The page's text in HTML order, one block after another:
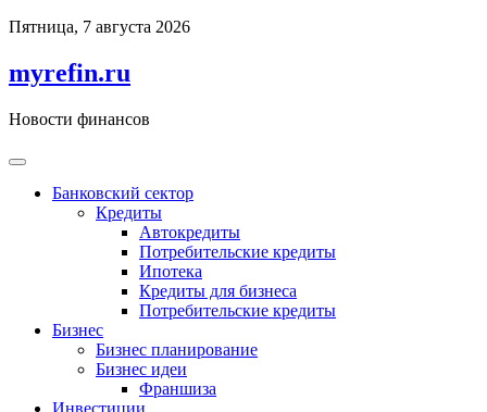
Перейти
содержимому
Пятница, 7 августа 2026
myrefin.ru
Новости финансов
Банковский сектор
Кредиты
Автокредиты
Потребительские кредиты
Ипотека
Кредиты для бизнеса
Потребительские кредиты
Бизнес
Бизнес планирование
Бизнес идеи
Франшиза
Инвестиции